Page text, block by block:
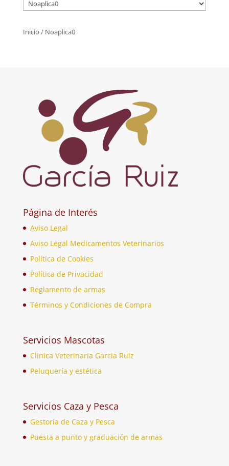
Inicio / Noaplica0
Página de Interés
Aviso Legal
Aviso Legal Medicamentos Veterinarios
Política de Cookies
Política de Privacidad
Reglamento de armas
Términos y Condiciones de Compra
Servicios Mascotas
Clinica Veterinaria Garcia Ruiz
Peluquería y estética
Servicios Caza y Pesca
Gestoría de Caza y Pesca
Puesta a punto y graduación de armas